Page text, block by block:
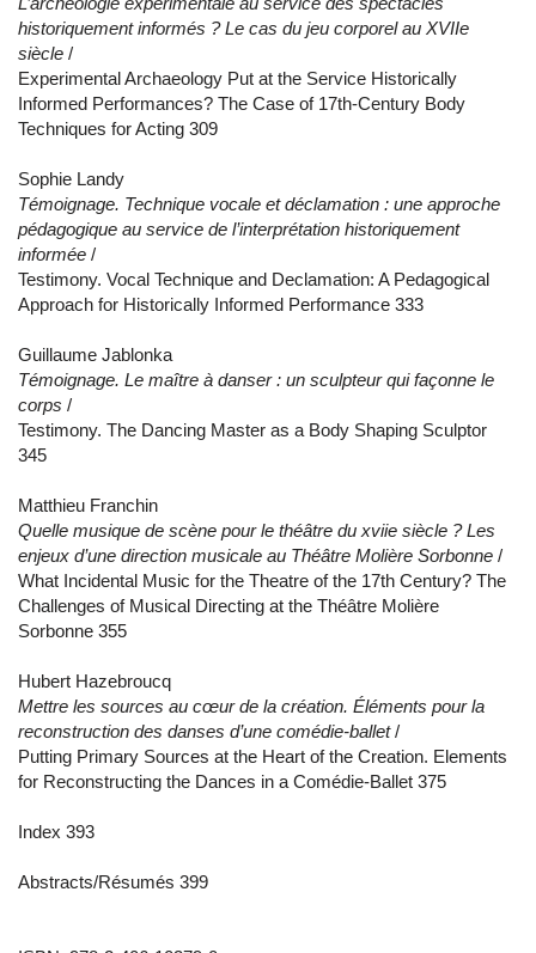
historiquement informés ? Le cas du jeu corporel au XVIIe
siècle /
Experimental Archaeology Put at the Service Historically
Informed Performances? The Case of 17th-Century Body
Techniques for Acting 309
Sophie Landy
Témoignage. Technique vocale et déclamation : une approche
pédagogique au service de l’interprétation historiquement
informée /
Testimony. Vocal Technique and Declamation: A Pedagogical
Approach for Historically Informed Performance 333
Guillaume Jablonka
Témoignage. Le maître à danser : un sculpteur qui façonne le
corps /
Testimony. The Dancing Master as a Body Shaping Sculptor
345
Matthieu Franchin
Quelle musique de scène pour le théâtre du xviie siècle ? Les
enjeux d’une direction musicale au Théâtre Molière Sorbonne /
What Incidental Music for the Theatre of the 17th Century? The
Challenges of Musical Directing at the Théâtre Molière
Sorbonne 355
Hubert Hazebroucq
Mettre les sources au cœur de la création. Éléments pour la
reconstruction des danses d’une comédie-ballet/
Putting Primary Sources at the Heart of the Creation. Elements
for Reconstructing the Dances in a Comédie-Ballet 375
Index 393
Abstracts/Résumés 399